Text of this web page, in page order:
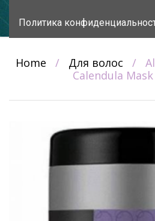
Политика
Home / Для волос /
Calendula